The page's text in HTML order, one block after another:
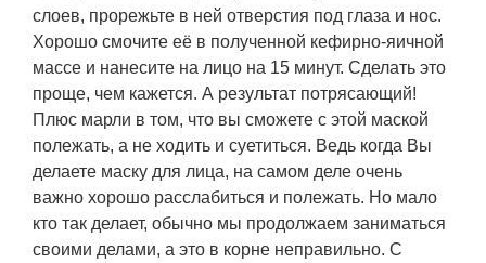
слоев, прорежьте в ней отверстия под глаза и нос.
Хорошо смочите её в полученной кефирно-яичной
массе и нанесите на лицо на 15 минут. Сделать это
проще, чем кажется. А результат потрясающий!
Плюс марли в том, что вы сможете с этой маской
полежать, а не ходить и суетиться. Ведь когда Вы
делаете маску для лица, на самом деле очень
важно хорошо расслабиться и полежать. Но мало
кто так делает, обычно мы продолжаем заниматься
своими делами, а это в корне неправильно. С